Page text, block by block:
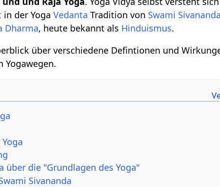
in der YogaVedanta Tradition von Swami Sivananda
Dharma, heute bekannt als Hinduismus.
über verschiedene Defintionen und
Yogawegen.
über die "Grundlagen des Yoga"
Sivananda